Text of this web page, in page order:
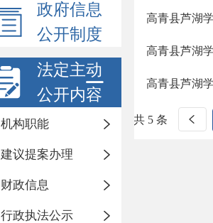
政府信息
公开制度
法定主动
公开内容
机构职能
建议提案办理
财政信息
行政执法公示
高青县芦湖
高青县芦湖
高青县芦湖
共 5 条